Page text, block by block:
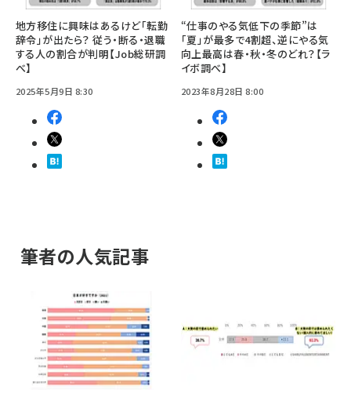
地方移住に興味はあるけど「転勤
辞令」が出たら？ 従う・断る・退職
する人の割合が判明【Job総研調
べ】
2025年5月9日 8:30
“仕事のやる気低下の季節”は
「夏」が最多で4割超、逆にやる気
向上最高は春・秋・冬のどれ？【ラ
イボ調べ】
2023年8月28日 8:00
筆者の人気記事